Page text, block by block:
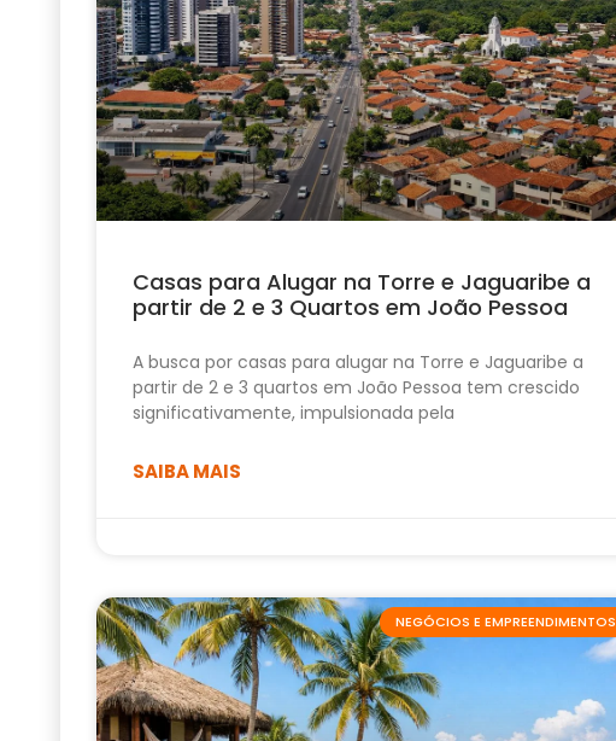
Casas para Alugar na Torre e Jaguaribe a
partir de 2 e 3 Quartos em João Pessoa
A busca por casas para alugar na Torre e Jaguaribe a
partir de 2 e 3 quartos em João Pessoa tem crescido
significativamente, impulsionada pela
SAIBA MAIS
NEGÓCIOS E EMPREENDIMENTOS